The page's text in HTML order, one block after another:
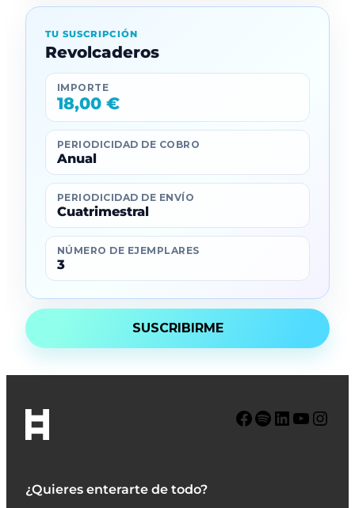
TU SUSCRIPCIÓN
Revolcaderos
IMPORTE
18,00 €
PERIODICIDAD DE COBRO
Anual
PERIODICIDAD DE ENVÍO
Cuatrimestral
NÚMERO DE EJEMPLARES
3
¿Quieres enterarte de todo?
Facebook Spotify LinkedIn YouTube Instagram